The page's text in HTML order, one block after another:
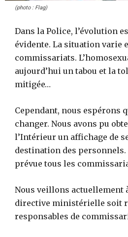
(photo : Flag)
Dans la Police, l’évolution
évidente. La situation varie
commissariats.
aujourd’hui un tabou et la
mitigée…
Cependant, nous espérons
changer. Nous avons pu
l’Intérieur un affichage de
destination des personnels.
prévue tous les
Nous veillons actuellement
directive ministérielle soit
responsables de